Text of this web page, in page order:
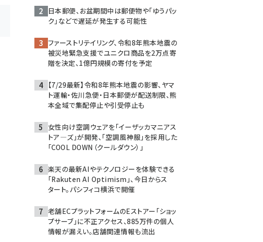
日本郵便、お盆期間中は郵便物や「ゆうパッ
ク」などで遅延が発生する可能性
ファーストリテイリング、令和8年熊本地震の
被災地緊急支援でユニクロ商品を2万点寄
贈を決定、1億円規模の寄付を予定
【7/29最新】令和8年熊本地震の影響、ヤマ
ト運輸・佐川急便・日本郵便が配送制限、熊
本全域で集配停止や引受停止も
女性向け空調ウェアを「イーザッカマニアス
トア―ズ」が開発、「空調風神服」を採用した
「COOL DOWN（クールダウン）」
楽天の最新AIやテクノロジーを体験できる
「Rakuten AI Optimism」、今日からス
タート。パシフィコ横浜で開催
老舗ECプラットフォームのEストアー「ショッ
プサーブ」に不正アクセス、885万件の個人
情報が漏えい。店舗関連情報も流出